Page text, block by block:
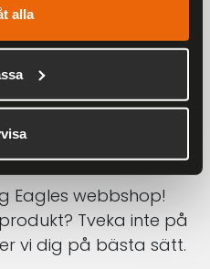
alla
Eagles webbshop!
Tveka inte på
vi dig på bästa sätt.